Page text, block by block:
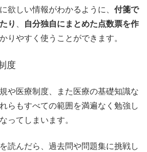
欲しい情報がわかるように、 付箋で
り
自分独自にまとめた点数票を作
りやすく使うことができます。
度
や医療制度、また医療の基礎知識な
らもすべての範囲を満遍なく勉強し
ってしまいます。
読んだら、過去問や問題集に挑戦し